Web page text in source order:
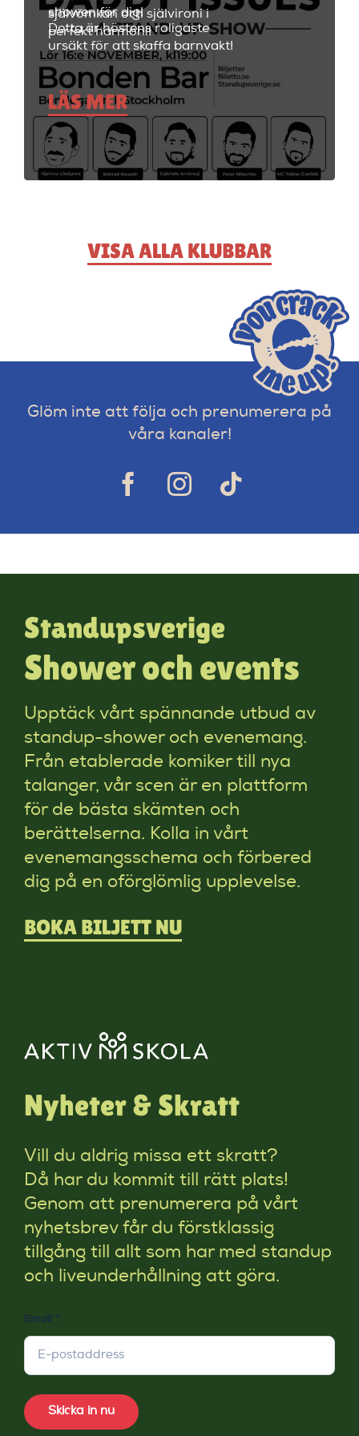
självömkan och självironi i
perfekt harmoni!
showen för dig!
Detta är höstens roligaste
ursäkt för att skaffa barnvakt!
LÄS MER
VISA ALLA KLUBBAR
Glöm inte att följa och prenumerera på
våra kanaler!
Standupsverige
Shower och events
Upptäck vårt spännande utbud av
standup-shower och evenemang.
Från etablerade komiker till nya
talanger, vår scen är en plattform
för de bästa skämten och
berättelserna. Kolla in vårt
evenemangsschema och förbered
dig på en oförglömlig upplevelse.
BOKA BILJETT NU
Nyheter & Skratt
Vill du aldrig missa ett skratt?
Då har du kommit till rätt plats!
Genom att prenumerera på vårt
nyhetsbrev får du förstklassig
tillgång till allt som har med standup
och liveunderhållning att göra.
Email *
Skicka in nu